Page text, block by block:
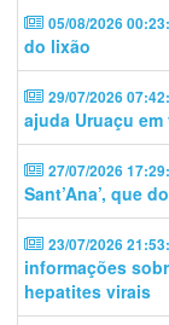
05/08/2026
do lixão
29/07/2026
ajuda Uruaçu
27/07/2026
Sant’Ana’, que
23/07/2026
informações
hepatites virais